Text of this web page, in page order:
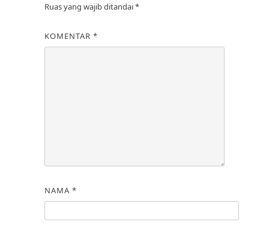
Ruas yang wajib ditandai*
KOMENTAR*
NAMA*